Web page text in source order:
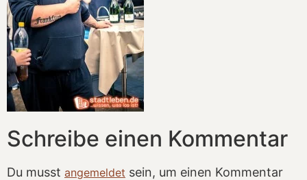
Schreibe einen Kommentar
Du musst angemeldet sein, um einen Kommentar